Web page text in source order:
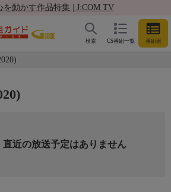
を動かす作品特集 | J:COM TV
CS番組一覧 番組表
検索
直近の放送予定はありません